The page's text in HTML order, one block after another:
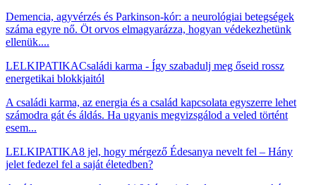
Demencia, agyvérzés és Parkinson-kór: a neurológiai betegségek
száma egyre nő. Öt orvos elmagyarázza, hogyan védekezhetünk
ellenük....
LELKIPATIKACsaládi karma - Így szabadulj meg őseid rossz
energetikai blokkjaitól
A családi karma, az energia és a család kapcsolata egyszerre lehet
számodra gát és áldás. Ha ugyanis megvizsgálod a veled történt
esem...
LELKIPATIKA8 jel, hogy mérgező Édesanya nevelt fel – Hány
jelet fedezel fel a saját életedben?